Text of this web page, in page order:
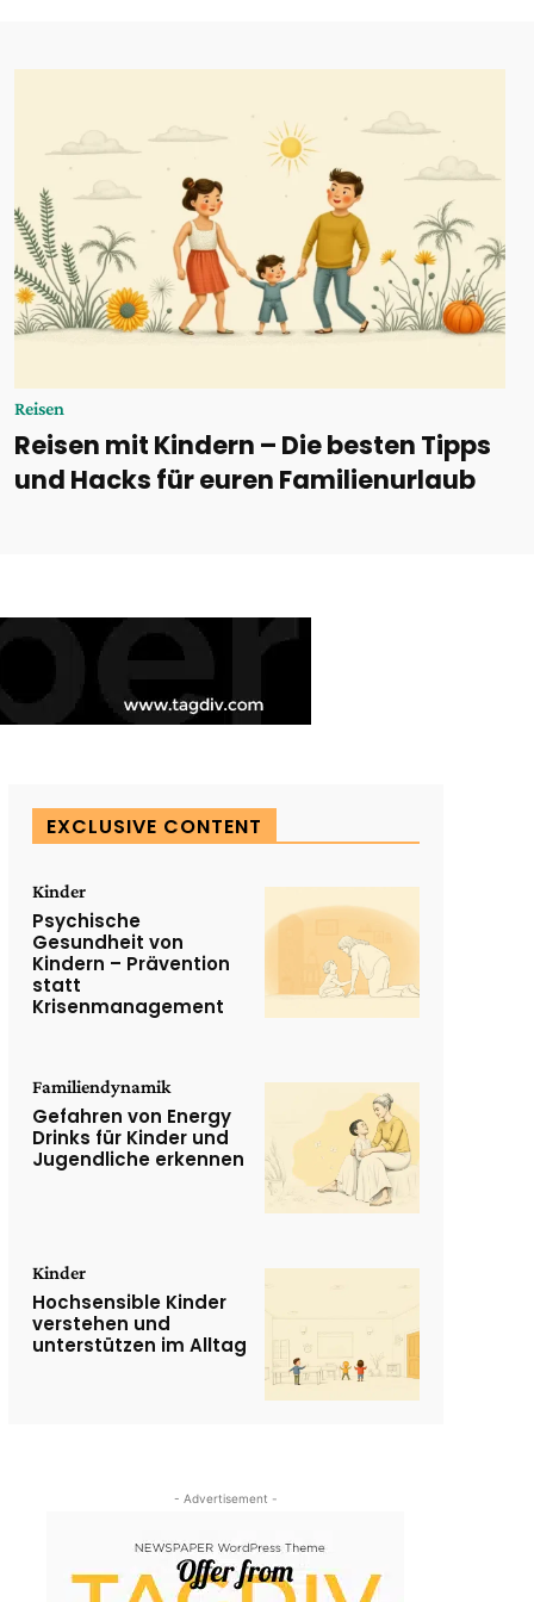
Reisen
Reisen mit Kindern – Die besten Tipps
und Hacks für euren Familienurlaub
EXCLUSIVE CONTENT
Kinder
Psychische
Gesundheit von
Kindern – Prävention
statt
Krisenmanagement
Familiendynamik
Gefahren von Energy
Drinks für Kinder und
Jugendliche erkennen
Kinder
Hochsensible Kinder
verstehen und
unterstützen im Alltag
- Advertisement -